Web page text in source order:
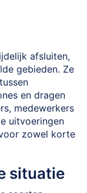
afsluiten,
gebieden. Ze
en dragen
medewerkers
uitvoeringen
zowel korte
situatie